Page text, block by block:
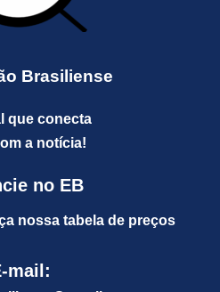
Brasiliense
que conecta
a notícia!
no EB
nossa tabela de preços
mail: